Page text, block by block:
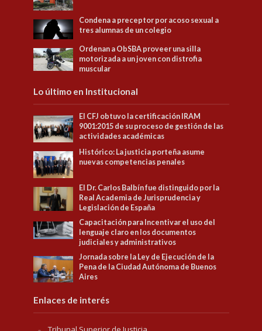
Condena a preceptor por acoso sexual a
tres alumnas de un colegio
Ordenan a ObSBA proveer una silla
motorizada a un joven con distrofia
muscular
Lo último en Institucional
El CFJ obtuvo la certificación IRAM
9001:2015 de su proceso de gestión de las
actividades académicas
Histórico: La justicia porteña asume
nuevas competencias penales
El Dr. Carlos Balbín fue distinguido por la
Real Academia de Jurisprudencia y
Legislación de España
Capacitación para Incentivar el uso del
lenguaje claro en los documentos
judiciales y administrativos
Jornada sobre la Ley de Ejecución de la
Pena de la Ciudad Autónoma de Buenos
Aires
Enlaces de interés